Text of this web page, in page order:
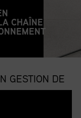
CHAÎNE
GESTION DE